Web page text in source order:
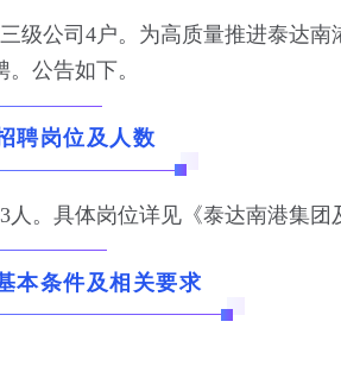
级公司4户。为高质量推进泰达
公告如下。
聘岗位及人数
。具体岗位详见《泰达南港集
本条件及相关要求